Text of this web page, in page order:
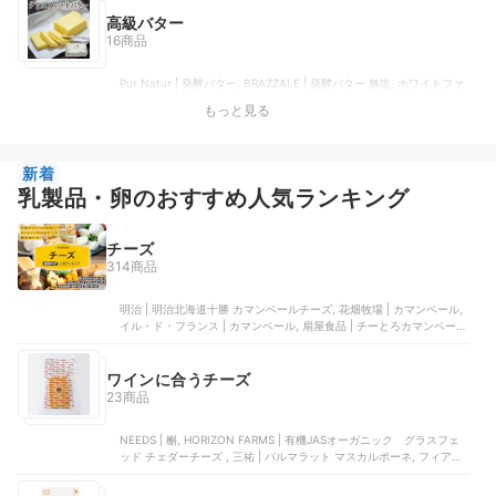
高級バター
16商品
Pur Natur | 発酵バター, BRAZZALE | 発酵バター 無塩, ホワイトファ
塩, 山中牧場 | プレミアムバター
もっと見る
新着
乳製品・卵のおすすめ人気ランキング
チーズ
314商品
明治 | 明治北海道十勝 カマンベールチーズ, 花畑牧場 | カマンベール,
イル・ド・フランス | カマンベール, 扇屋食品 | チーとろカマンベー
ワインに合うチーズ
23商品
NEEDS | 槲, ‎HORIZON FARMS | 有機JASオーガニック グラスフェ
ッド チェダーチーズ , 三祐 | パルマラット マスカルポーネ, フィアー